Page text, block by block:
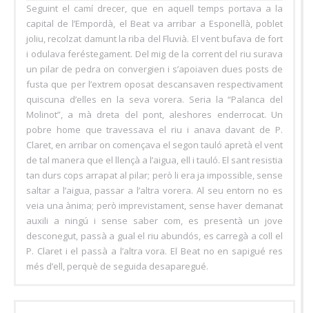
Seguint el camí drecer, que en aquell temps portava a la
capital de l’Empordà, el Beat va arribar a Esponellà, poblet
joliu, recolzat damunt la riba del Fluvià. El vent bufava de fort
i odulava feréstegament. Del mig de la corrent del riu surava
un pilar de pedra on convergien i s’apoiaven dues posts de
fusta que per l’extrem oposat descansaven respectivament
quiscuna d’elles en la seva vorera. Seria la “Palanca del
Molinot”, a mà dreta del pont, aleshores enderrocat. Un
pobre home que travessava el riu i anava davant de P.
Claret, en arribar on començava el segon tauló apretà el vent
de tal manera que el llençà a l’aigua, ell i tauló. El sant resistia
tan durs cops arrapat al pilar; però li era ja impossible, sense
saltar a l’aigua, passar a l’altra vorera. Al seu entorn no es
veia una ànima; però imprevistament, sense haver demanat
auxili a ningú i sense saber com, es presentà un jove
desconegut, passà a gual el riu abundós, es carregà a coll el
P. Claret i el passà a l’altra vora. El Beat no en sapigué res
més d’ell, perquè de seguida desaparegué.